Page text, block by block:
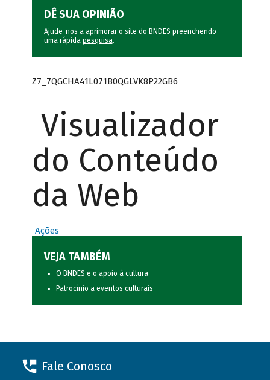
DÊ SUA OPINIÃO
Ajude-nos a aprimorar o site do BNDES preenchendo
uma rápida pesquisa.
Z7_7QGCHA41L071B0QGLVK8P22GB6
Visualizador
do Conteúdo
da Web
Ações
VEJA TAMBÉM
O BNDES e o apoio à cultura
Patrocínio a eventos culturais
Fale Conosco